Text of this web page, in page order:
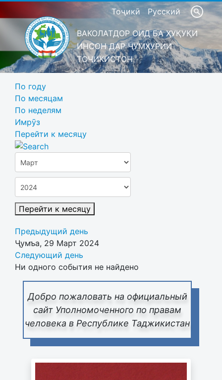
Тоҷикӣ Русский
ВАКОЛАТДОР ОИД БА ҲУҚУҚИ
ИНСОН ДАР ҶУМҲУРИИ
ТОҶИКИСТОН
Добро пожаловать на официальный
сайт Уполномоченного по правам
человека в Республике Таджикистан
По году
По месяцам
По неделям
Имрӯз
Перейти к месяцу
Перейти к месяцу
Предыдущий день
Ҷумъа, 29 Март 2024
Следующий день
Ни одного события не найдено